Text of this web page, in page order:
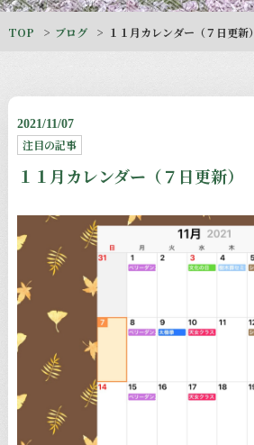
TOP ブログ １１月カレンダー（７日更新）
2021/11/07
注目の記事
１１月カレンダー（７日更新）